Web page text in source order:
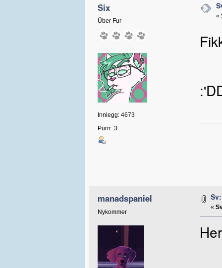
Six
Über Fur
Innlegg: 4673
Purrr :3
«
manadspaniel
Nykommer
«